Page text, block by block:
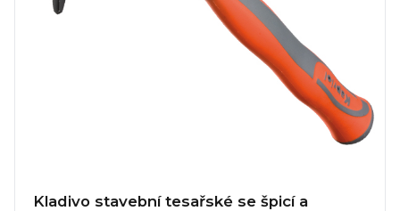
Kladivo stavební tesařské se špicí a